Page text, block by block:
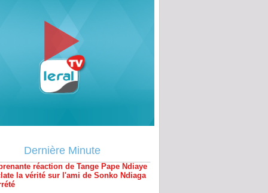
Dernière Minute
révélation de Tange Aissatou Diop
une bombe sur le dossier de Ndiaga
Sonko